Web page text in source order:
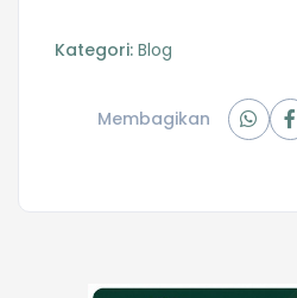
Kategori:Blog
Membagikan